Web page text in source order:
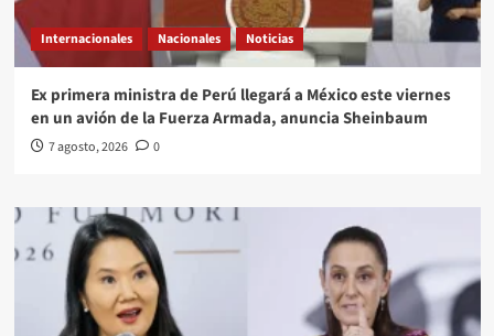
Internacionales Nacionales Noticias
Ex primera ministra de Perú llegará a México este viernes
en un avión de la Fuerza Armada, anuncia Sheinbaum
7 agosto, 2026 0